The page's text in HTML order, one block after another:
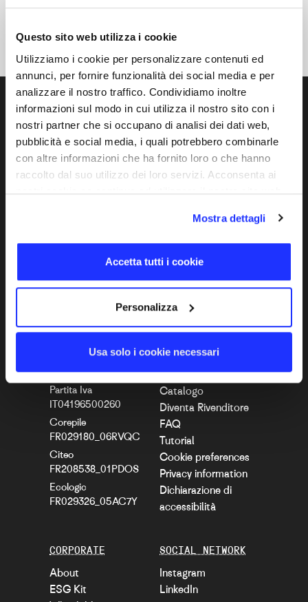
Questo sito web utilizza i cookie
Utilizziamo i cookie per personalizzare contenuti ed
annunci, per fornire funzionalità dei social media e per
analizzare il nostro traffico. Condividiamo inoltre
informazioni sul modo in cui utilizza il nostro sito con i
nostri partner che si occupano di analisi dei dati web,
pubblicità e social media, i quali potrebbero combinarle
con altre informazioni che ha fornito loro o che hanno
raccolto dal suo utilizzo dei loro servizi. Acconsenta ai
nostri cookie se continua ad utilizzare il nostro sito web.
Mostra dettagli
Accetta tutti i cookie
Personalizza
Usa solo i cookie necessari
Smart finder dual compatibile sia con sistemi
COMPANY INFO
Maikii S.r.l. Società
IN EVIDENZA
Nuovi Prodotti
Outlet
Lifestyle
Chiavi USB
100% Custom
Blog
CORPORATE
About
ESG Kit
Catalogo
Diventa Rivenditore
FAQ
Tutorial
Cookie preferences
Privacy information
Dichiarazione di
accessibilità
Partita Iva
IT04196500260
Corepile
FR029180_06RVQC
Citeo
FR208538_01PDOS
Ecologic
FR029326_05AC7Y
SOCIAL NETWORK
Instagram
LinkedIn
IT